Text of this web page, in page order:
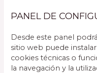
PANEL DE
Desde este panel
sitio web puede
cookies técnicas o
la navegación y la